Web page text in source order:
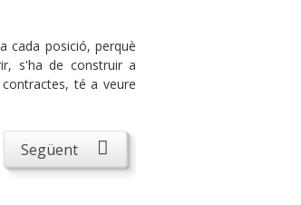
cada posició, perquè
s'ha de construir a
té a veure
Següent